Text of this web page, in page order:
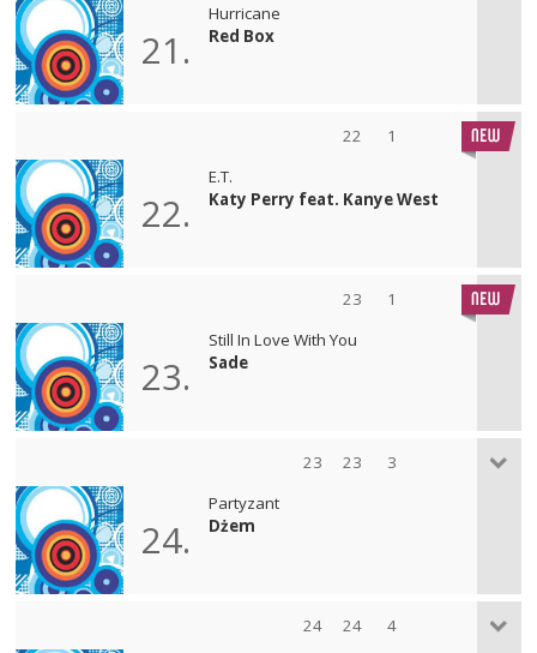
21.
Hurricane
Red Box
22 1
22.
E.T.
Katy Perry feat. Kanye West
23 1
23.
Still In Love With You
Sade
23 23 3
24.
Partyzant
Dżem
24 24 4